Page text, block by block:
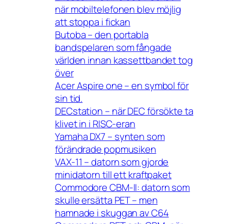
när mobiltelefonen blev möjlig
att stoppa i fickan
Butoba – den portabla
bandspelaren som fångade
världen innan kassettbandet tog
över
Acer Aspire one – en symbol för
sin tid.
DECstation – när DEC försökte ta
klivet in i RISC-eran
Yamaha DX7 – synten som
förändrade popmusiken
VAX-11 – datorn som gjorde
minidatorn till ett kraftpaket
Commodore CBM-II: datorn som
skulle ersätta PET – men
hamnade i skuggan av C64